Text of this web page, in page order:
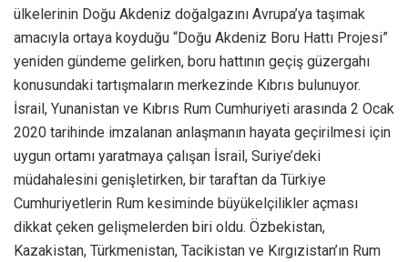
ülkelerinin Doğu Akdeniz doğalgazını Avrupa’ya taşımak
amacıyla ortaya koyduğu “Doğu Akdeniz Boru Hattı Projesi”
yeniden gündeme gelirken, boru hattının geçiş güzergahı
konusundaki tartışmaların merkezinde Kıbrıs bulunuyor.
İsrail, Yunanistan ve Kıbrıs Rum Cumhuriyeti arasında 2 Ocak
2020 tarihinde imzalanan anlaşmanın hayata geçirilmesi için
uygun ortamı yaratmaya çalışan İsrail, Suriye’deki
müdahalesini genişletirken, bir taraftan da Türkiye
Cumhuriyetlerin Rum kesiminde büyükelçilikler açması
dikkat çeken gelişmelerden biri oldu. Özbekistan,
Kazakistan, Türkmenistan, Tacikistan ve Kırgızistan’ın Rum